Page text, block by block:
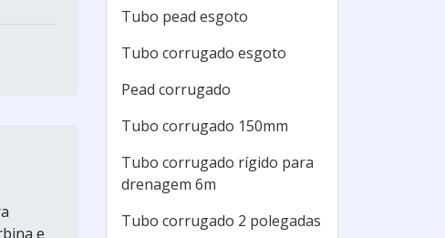
e
Tubo pead esgoto
Tubo corrugado esgoto
Pead corrugado
Tubo corrugado 150mm
Tubo corrugado rígido para
drenagem 6m
Tubo corrugado 2 polegadas